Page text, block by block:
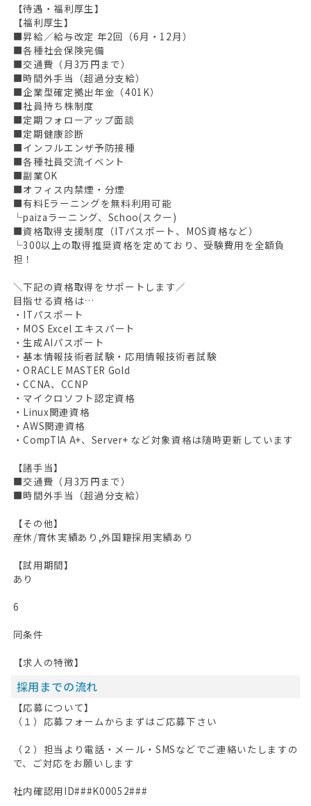
【待遇・福利厚生】
【福利厚生】
■昇給／給与改定 年2回（6月・12月）
■各種社会保険完備
■交通費（月3万円まで）
■時間外手当（超過分支給）
■企業型確定拠出年金（401K）
■社員持ち株制度
■定期フォローアップ面談
■定期健康診断
■インフルエンザ予防接種
■各種社員交流イベント
■副業OK
■オフィス内禁煙・分煙
■有料Eラーニングを無料利用可能
└paizaラーニング、Schoo(スクー)
■資格取得支援制度（ITパスポート、MOS資格など）
└300以上の取得推奨資格を定めており、受験費用を全額負
担！
＼下記の資格取得をサポートします／
目指せる資格は…
・ITパスポート
・MOS Excel エキスパート
・生成AIパスポート
・基本情報技術者試験・応用情報技術者試験
・ORACLE MASTER Gold
・CCNA、CCNP
・マイクロソフト認定資格
・Linux関連資格
・AWS関連資格
・CompTIA A+、Server+ など対象資格は随時更新しています
【諸手当】
■交通費（月3万円まで）
■時間外手当（超過分支給）
【その他】
産休/育休実績あり,外国籍採用実績あり
【試用期間】
あり
6
同条件
【求人の特徴】
採用までの流れ
【応募について】
（１）応募フォームからまずはご応募下さい
（２）担当より電話・メール・SMSなどでご連絡いたしますの
で、ご対応をお願いします
社内確認用ID###K00052###